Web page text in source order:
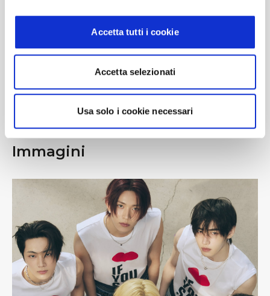
Accetta tutti i cookie
Accetta selezionati
Usa solo i cookie necessari
Immagini